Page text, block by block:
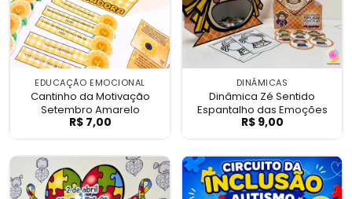
EDUCAÇÃO EMOCIONAL
Cantinho da Motivação
Setembro Amarelo
Cantinho da Motivação Setembro
R$7,00
DINÂMICAS
Dinâmica Zé Sentido
Espantalho das Emoções
Dinâmica Zé
R$9,00